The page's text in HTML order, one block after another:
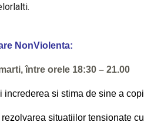
NonViolenta:
între orele 18:30 – 21.00
si stima de sine a
situatiilor tensionate